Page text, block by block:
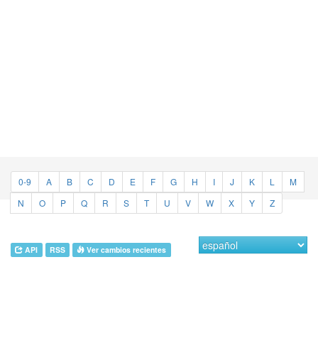
0-9 A B C D E F G H I J K L
M
N
O P Q R S T U V W X Y Z
API RSS Ver cambios recientes